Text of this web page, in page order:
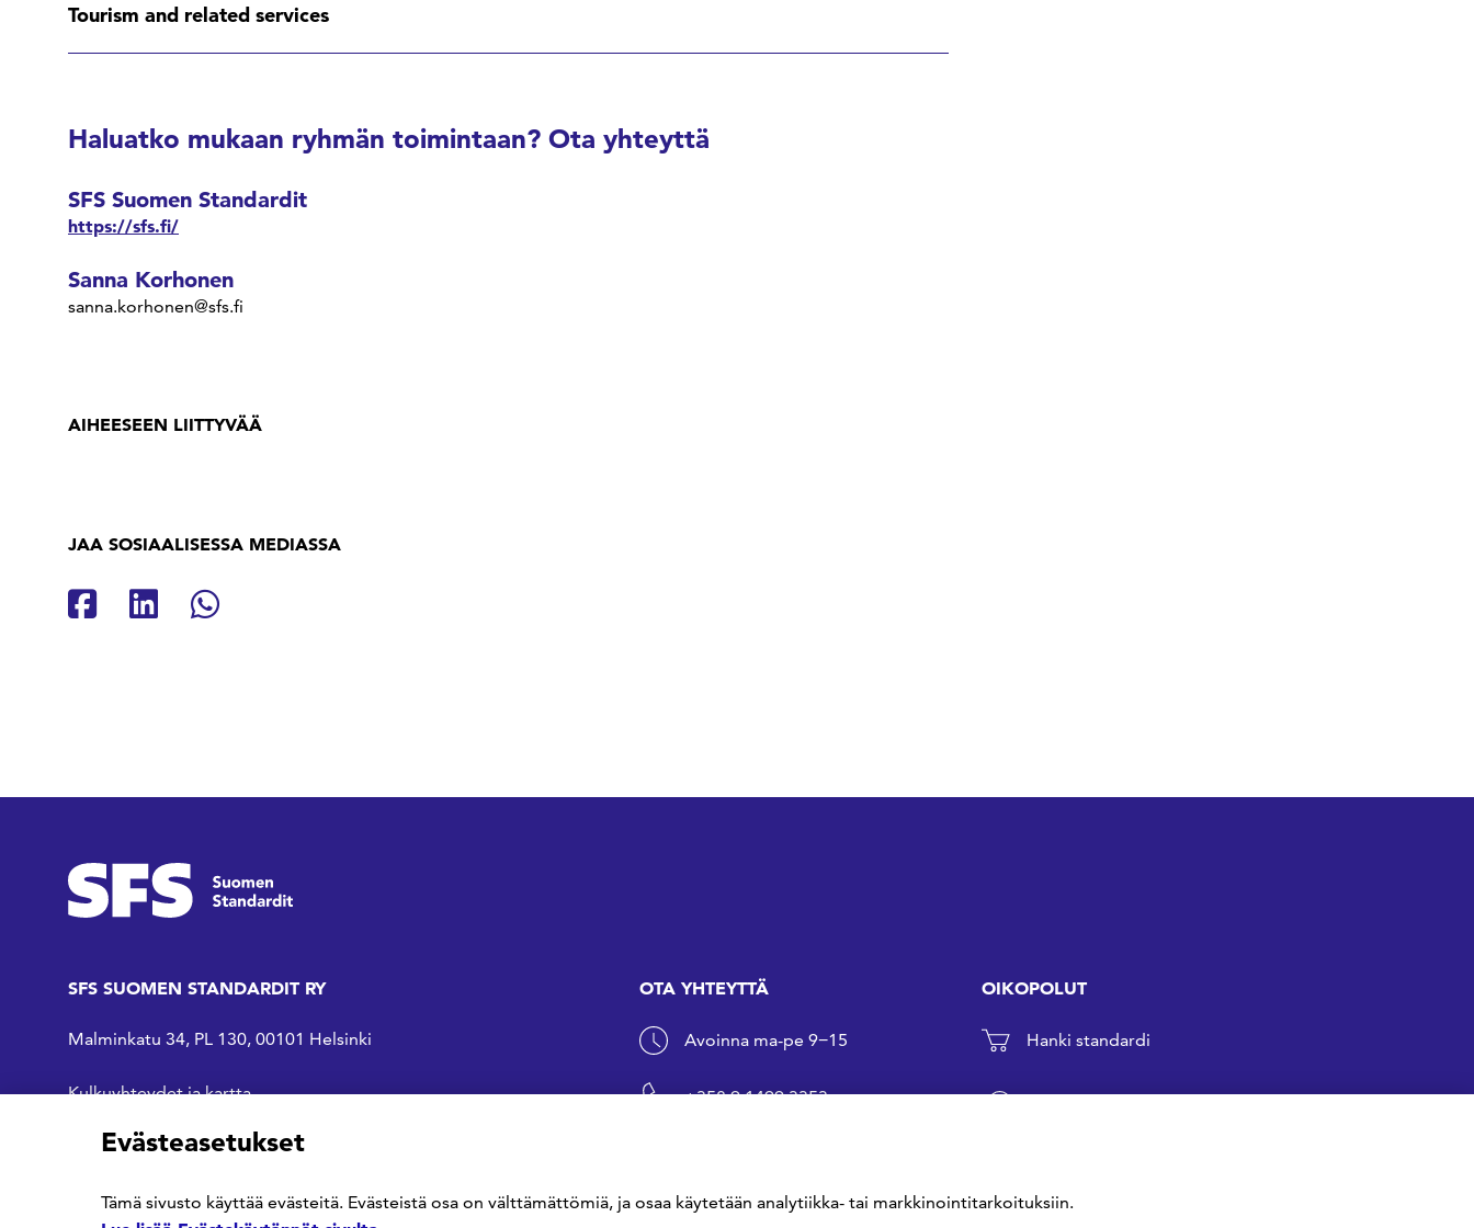
Tourism and related services
Haluatko mukaan ryhmän toimintaan? Ota yhteyttä
SFS Suomen Standardit
https://sfs.fi/
Sanna Korhonen
sanna.korhonen@sfs.fi
AIHEESEEN LIITTYVÄÄ
JAA SOSIAALISESSA MEDIASSA
Jaa Facebookissa
Jaa Linkedinissä
Jaa Whatsappissa
SFS SUOMEN STANDARDIT RY
Malminkatu 34, PL 130, 00101 Helsinki
Kulkuyhteydet ja kartta
SFS Facebookissa
SFS Linkedinissä
SFS Youtubessa
OTA YHTEYTTÄ
Avoinna ma-pe 9−15
+358 9 1499 3353
OIKOPOLUT
Hanki standardi
Evästeasetukset
Tämä sivusto käyttää evästeitä. Evästeistä osa on välttämättömiä, ja osaa käytetään analytiikka- tai markkinointitarkoituksiin.